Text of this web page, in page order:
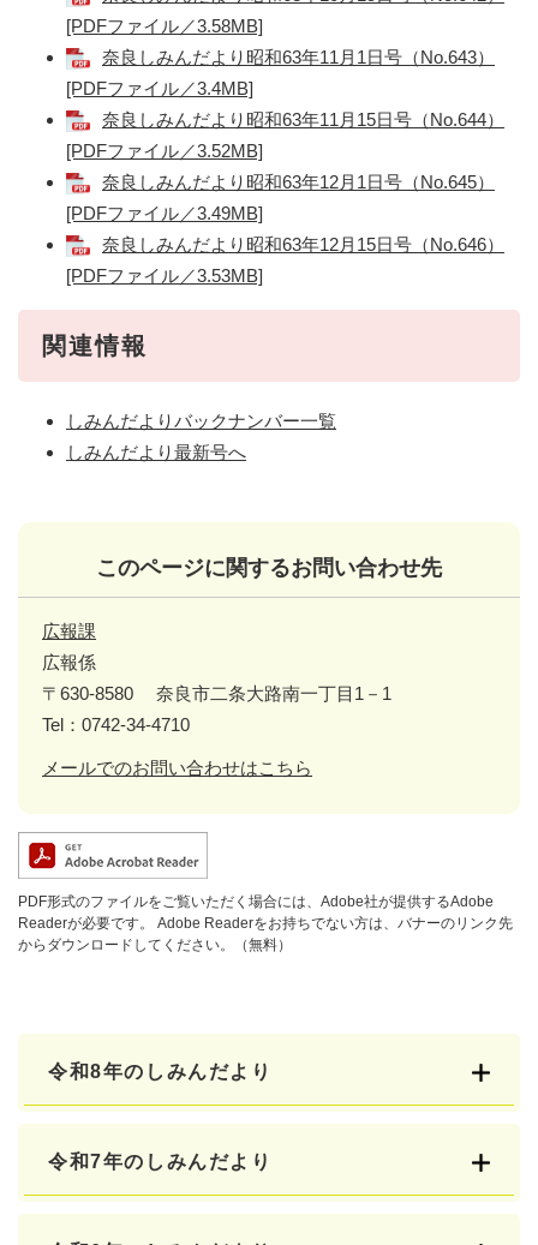
[PDFファイル／3.58MB]
奈良しみんだより昭和63年11月1日号（No.643）
[PDFファイル／3.4MB]
奈良しみんだより昭和63年11月15日号（No.644）
[PDFファイル／3.52MB]
奈良しみんだより昭和63年12月1日号（No.645）
[PDFファイル／3.49MB]
奈良しみんだより昭和63年12月15日号（No.646）
[PDFファイル／3.53MB]
関連情報
しみんだよりバックナンバー一覧
しみんだより最新号へ
このページに関するお問い合わせ先
広報課
広報係
〒630-8580
奈良市二条大路南一丁目1－1
Tel：0742-34-4710
メールでのお問い合わせはこちら
PDF形式のファイルをご覧いただく場合には、Adobe社が提供するAdobe
Readerが必要です。
Adobe Readerをお持ちでない方は、バナーのリンク先
からダウンロードしてください。（無料）
令和8年のしみんだより
令和7年のしみんだより